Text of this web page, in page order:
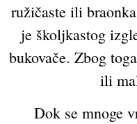
ružičaste ili
je školjkastog
bukovače. Zbog
ili
Dok se mnoge